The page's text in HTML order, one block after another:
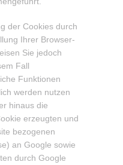
der Cookies durch
Ihrer Browser-
Sie jedoch
Fall
Funktionen
werden nutzen
hinaus die
erzeugten und
bezogenen
an Google sowie
durch Google